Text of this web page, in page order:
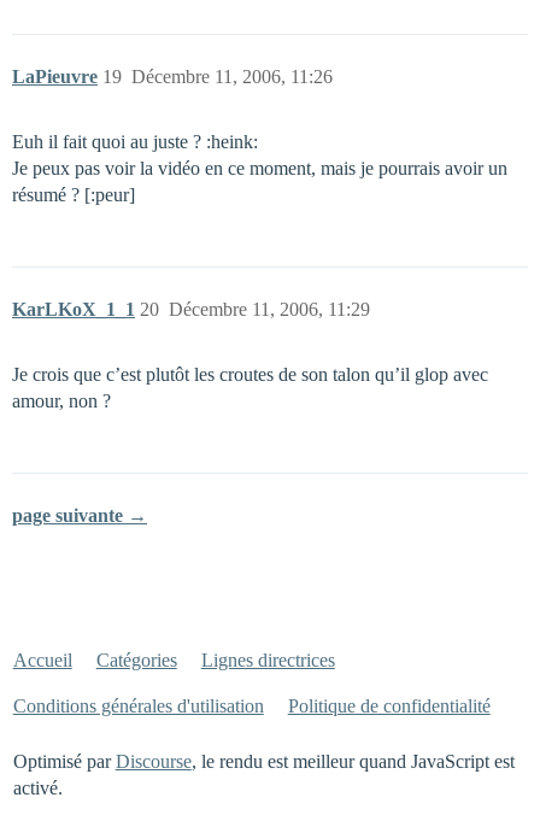
LaPieuvre Décembre 11, 2006, 11:26
19
Euh il fait quoi au juste ? :heink:
Je peux pas voir la vidéo en ce moment, mais je pourrais avoir un
résumé ? [:peur]
KarLKoX_1_1 Décembre 11, 2006, 11:29
20
Je crois que c’est plutôt les croutes de son talon qu’il glop avec
amour, non ?
page suivante →
Accueil Catégories Lignes directrices
Conditions générales d'utilisation Politique de confidentialité
Optimisé parDiscourse, le rendu est meilleur quand JavaScript est
activé.